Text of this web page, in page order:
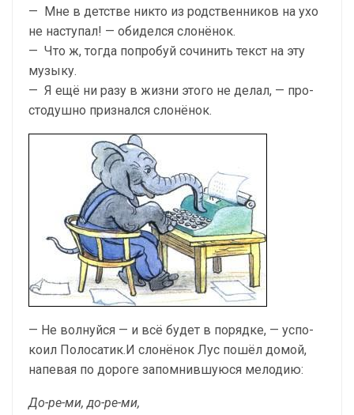
— Мне в детстве никто из родственников на ухо
не наступал! — обиделся слонёнок.
— Что ж, тогда попробуй сочинить текст на эту
му­зыку.
— Я ещё ни разу в жизни этого не делал, — про­
стодушно признался слонёнок.
— Не волнуйся — и всё будет в порядке, — успо­
коил Полосатик.И слонёнок Лус пошёл домой,
напевая по дороге за­помнившуюся мелодию:
До-ре-ми, до-ре-ми,